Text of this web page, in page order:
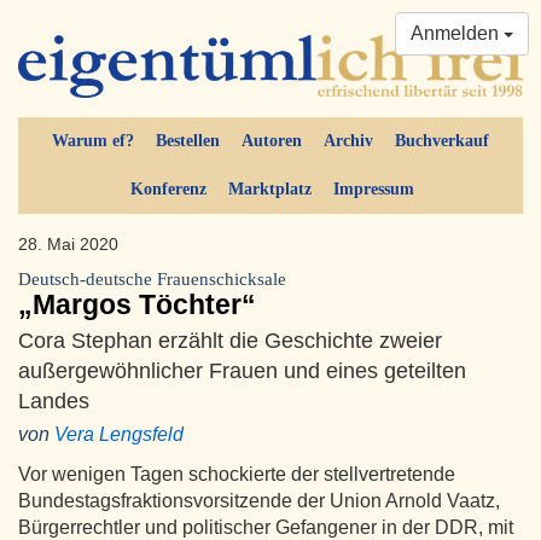
Warum ef? Bestellen Autoren Archiv Buchverkauf
Konferenz Marktplatz Impressum
Anmelden
28. Mai 2020
Deutsch-deutsche Frauenschicksale
„Margos Töchter“
Cora Stephan erzählt die Geschichte zweier
außergewöhnlicher Frauen und eines geteilten
Landes
von Vera Lengsfeld
Vor wenigen Tagen schockierte der stellvertretende
Bundestagsfraktionsvorsitzende der Union Arnold Vaatz,
Bürgerrechtler und politischer Gefangener in der DDR, mit